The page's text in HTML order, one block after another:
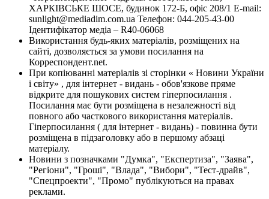
ХАРКІВСЬКЕ ШОСЕ, будинок 172-Б, офіс 208/1 E-mail:
sunlight@mediadim.com.ua Телефон: 044-205-43-00
Ідентифікатор медіа – R40-06068
Використання будь-яких матеріалів, розміщених на
сайті, дозволяється за умови посилання на
Корреспондент.net.
При копіюванні матеріалів зі сторінки « Новини України
і світу» , для інтернет - видань - обов'язкове пряме
відкрите для пошукових систем гіперпосилання .
Посилання має бути розміщена в незалежності від
повного або часткового використання матеріалів.
Гіперпосилання ( для інтернет - видань) - повинна бути
розміщена в підзаголовку або в першому абзаці
матеріалу.
Новини з позначками "Думка", "Експертиза", "Заява",
"Регіони", "Гроші", "Влада", "Вибори", "Тест-драйв",
"Спецпроекти", "Промо" публікуються на правах
реклами.